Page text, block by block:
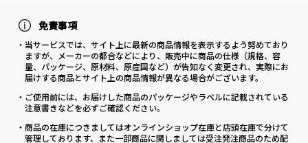
免責事項
・当サービスでは、サイト上に最新の商品情報を表示するよう努めており
ますが、メーカーの都合などにより、販売中に商品の仕様（規格、容
量、パッケージ、原材料、原産国など）が告知なく変更され、実際にお
届けする商品とサイト上の商品情報が異なる場合がございます。
・ご使用前には、お届けした商品のパッケージやラベルに記載されている
注意書きなどを必ずご確認ください。
・商品の在庫につきましてはオンラインショップ在庫と店頭在庫で分けて
管理しております、また一部商品に関しましては受注発注商品のため配